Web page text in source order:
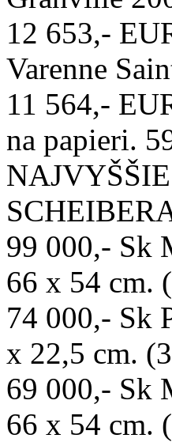
12 653,-
Varenne
11 564,-
na papieri.
99 000,- Sk
66 x 54 cm.
74 000,- Sk
x 22,5 cm.
69 000,- Sk
66 x 54 cm.